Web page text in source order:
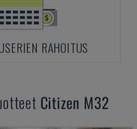
RAHOITUS
Citizen M32